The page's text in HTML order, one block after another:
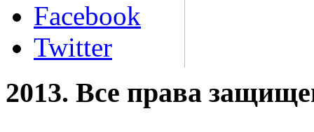
Facebook
Twitter
2013. Все права